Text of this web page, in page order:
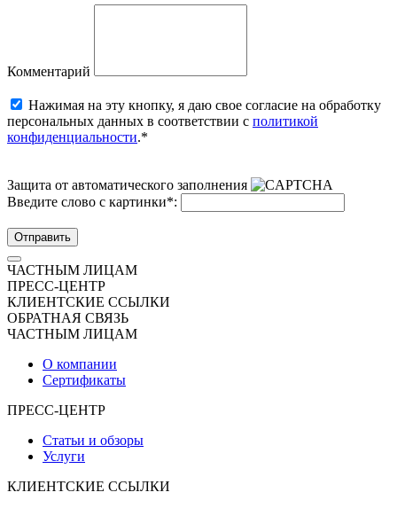
Комментарий
Нажимая на эту кнопку, я даю свое согласие на обработку
персональных данных в соответствии с политикой
конфиденциальности.*
Защита от автоматического заполнения
Введите слово с картинки*:
Отправить
ЧАСТНЫМ ЛИЦАМ
ПРЕСС-ЦЕНТР
КЛИЕНТСКИЕ ССЫЛКИ
ОБРАТНАЯ СВЯЗЬ
ЧАСТНЫМ ЛИЦАМ
О компании
Сертификаты
ПРЕСС-ЦЕНТР
Статьи и обзоры
Услуги
КЛИЕНТСКИЕ ССЫЛКИ